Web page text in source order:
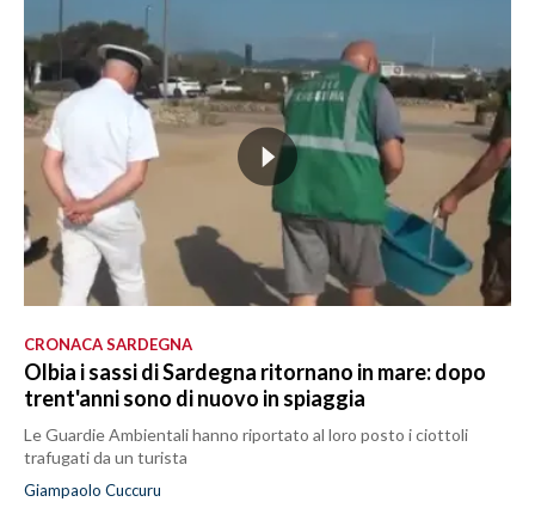
CRONACA SARDEGNA
Olbia i sassi di Sardegna ritornano in mare: dopo
trent'anni sono di nuovo in spiaggia
Le Guardie Ambientali hanno riportato al loro posto i ciottoli
trafugati da un turista
Giampaolo Cuccuru